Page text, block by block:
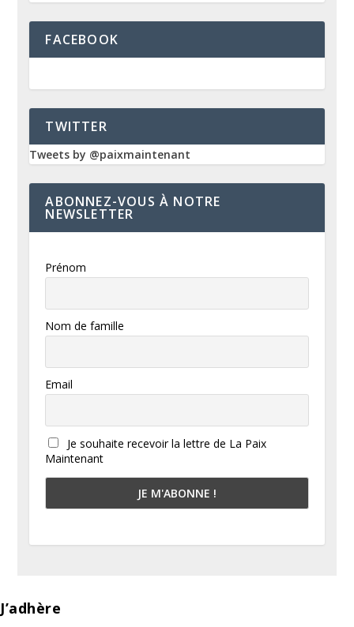
FACEBOOK
TWITTER
Tweets by @paixmaintenant
ABONNEZ-VOUS À NOTRE
NEWSLETTER
Prénom
Nom de famille
Email
Je souhaite recevoir la lettre de La Paix
Maintenant
J’adhère